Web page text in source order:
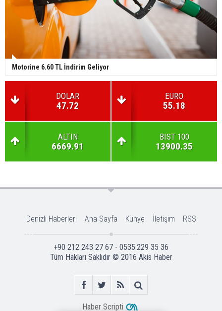
Motorine 6.60 TL İndirim Geliyor
DOLAR
47.72
EURO
55.18
ALTIN
6669.91
BIST 100
13900.35
Denizli Haberleri Ana Sayfa Künye İletişim RSS
+90 212 243 27 67 - 0535.229 35 36
Tüm Hakları Saklıdır © 2016 Akis Haber
Haber Scripti